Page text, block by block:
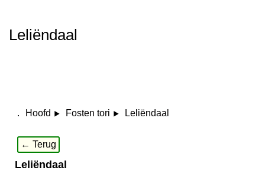
Leliëndaal
. Hoofd Fosten tori Leliëndaal
← Terug
Leliëndaal